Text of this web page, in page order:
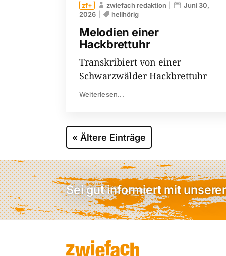
Melodien einer
Hackbrettuhr
zwiefach redaktion
Juni 30,
2026
hellhörig
Transkribiert von einer
Schwarzwälder Hackbrettuhr
Weiterlesen...
« Ältere Einträge
Sei gut informiert mit